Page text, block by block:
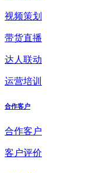
视频策划
带货直播
达人联动
运营培训
合作客户
合作客户
客户评价